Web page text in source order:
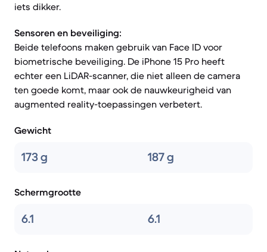
iets dikker.
Sensoren en beveiliging:
Beide telefoons maken gebruik van Face ID voor
biometrische beveiliging. De iPhone 15 Pro heeft
echter een LiDAR-scanner, die niet alleen de camera
ten goede komt, maar ook de nauwkeurigheid van
augmented reality-toepassingen verbetert.
Gewicht
173 g 187 g
Schermgrootte
6.1 6.1